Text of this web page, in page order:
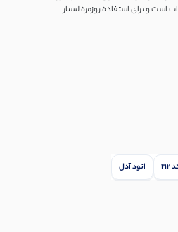
است و برای استفاده روزمره لسیار
اتود آدل